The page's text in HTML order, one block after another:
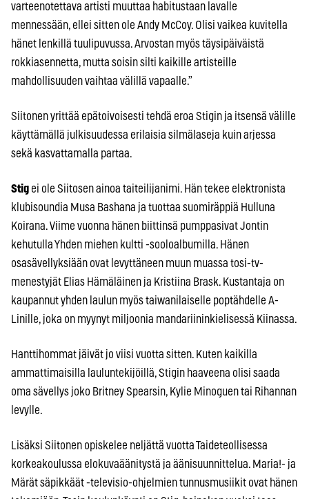
varteenotettava artisti muuttaa habitustaan lavalle
mennessään, ellei sitten ole Andy McCoy. Olisi vaikea kuvitella
hänet lenkillä tuulipuvussa. Arvostan myös täysipäiväistä
rokkiasennetta, mutta soisin silti kaikille artisteille
mahdollisuuden vaihtaa välillä vapaalle.”
Siitonen yrittää epätoivoisesti tehdä eroa Stigin ja itsensä välille
käyttämällä julkisuudessa erilaisia silmälaseja kuin arjessa
sekä kasvattamalla partaa.
Stig ei ole Siitosen ainoa taiteilijanimi. Hän tekee elektronista
klubisoundia Musa Bashana ja tuottaa suomiräppiä Hulluna
Koirana. Viime vuonna hänen biittinsä pumppasivat Jontin
kehutulla Yhden miehen kultti -sooloalbumilla. Hänen
osasävellyksiään ovat levyttäneen muun muassa tosi-tv-
menestyjät Elias Hämäläinen ja Kristiina Brask. Kustantaja on
kaupannut yhden laulun myös taiwanilaiselle poptähdelle A-
Linille, joka on myynyt miljoonia mandariininkielisessä Kiinassa.
Hanttihommat jäivät jo viisi vuotta sitten. Kuten kaikilla
ammattimaisilla lauluntekijöillä, Stigin haaveena olisi saada
oma sävellys joko Britney Spearsin, Kylie Minoguen tai Rihannan
levylle.
Lisäksi Siitonen opiskelee neljättä vuotta Taideteollisessa
korkeakoulussa elokuvaäänitystä ja äänisuunnittelua. Maria!- ja
Märät säpikkäät -televisio-ohjelmien tunnusmusiikit ovat hänen